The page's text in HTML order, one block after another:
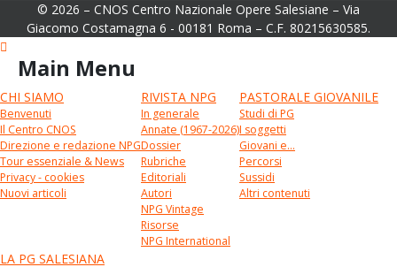
© 2026 – CNOS Centro Nazionale Opere Salesiane – Via
Giacomo Costamagna 6 - 00181 Roma – C.F. 80215630585.
Main Menu
CHI SIAMO
Benvenuti
Il Centro CNOS
Direzione e redazione NPG
Tour essenziale & News
Privacy - cookies
Nuovi articoli
RIVISTA NPG
In generale
Annate (1967-2026)
Dossier
Rubriche
Editoriali
Autori
NPG Vintage
Risorse
NPG International
PASTORALE GIOVANILE
Studi di PG
I soggetti
Giovani e...
Percorsi
Sussidi
Altri contenuti
LA PG SALESIANA